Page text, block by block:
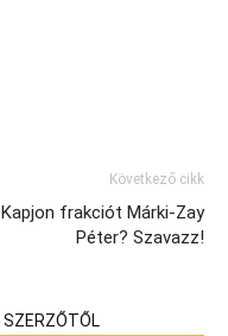
Következő cikk
Kapjon frakciót Márki-Zay
Péter? Szavazz!
SZERZŐTŐL